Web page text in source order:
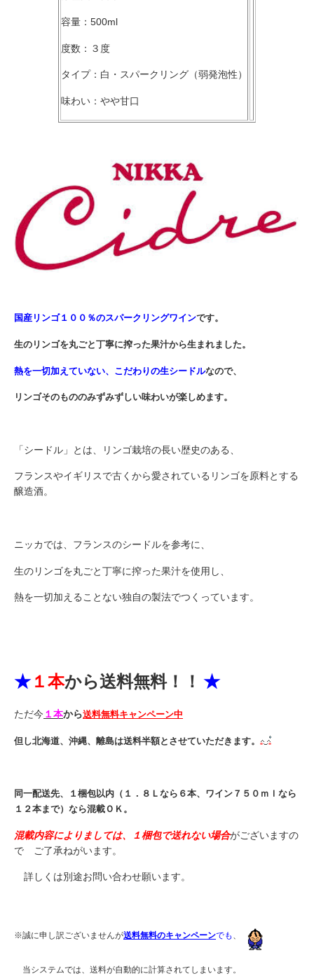
容量：500ml
度数：３度
タイプ：白・スパークリング（弱発泡性）
味わい：やや甘口
国産リンゴ１００％のスパークリングワインです。
生のリンゴを丸ごと丁寧に搾った果汁から生まれました。
熱を一切加えていない、こだわりの生シードルなので、
リンゴそのもののみずみずしい味わいが楽しめます。
「シードル」とは、リンゴ栽培の長い歴史のある、
フランスやイギリスで古くから愛されているリンゴを原料とする
醸造酒。
ニッカでは、フランスのシードルを参考に、
生のリンゴを丸ごと丁寧に搾った果汁を使用し、
熱を一切加えることない独自の製法でつくっています。
★１本から送料無料！！ ★
ただ今 １本から送料無料キャンペーン中
但し北海道、沖縄、離島は送料半額とさせていただきます。
同一配送先、１梱包以内（１．８Ｌなら６本、ワイン７５０ｍｌなら
１２本まで）なら混載ＯＫ。
混載内容によりましては、１梱包で送れない場合がございますの
で ご了承ねがいます。
詳しくは別途お問い合わせ願います。
※誠に申し訳ございませんが送料無料のキャンペーンでも
当システムでは、送料が自動的に計算されてしまいます。